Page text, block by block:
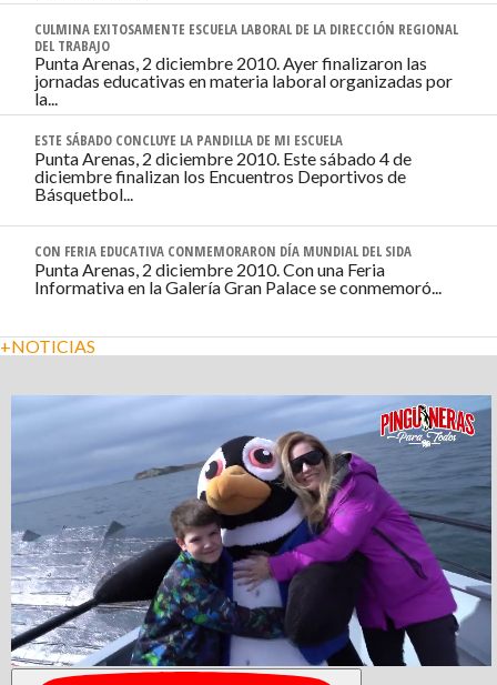
CULMINA EXITOSAMENTE ESCUELA LABORAL DE LA DIRECCIÓN REGIONAL
DEL TRABAJO
Punta Arenas, 2 diciembre 2010. Ayer finalizaron las
jornadas educativas en materia laboral organizadas por
la...
ESTE SÁBADO CONCLUYE LA PANDILLA DE MI ESCUELA
Punta Arenas, 2 diciembre 2010. Este sábado 4 de
diciembre finalizan los Encuentros Deportivos de
Básquetbol...
CON FERIA EDUCATIVA CONMEMORARON DÍA MUNDIAL DEL SIDA
Punta Arenas, 2 diciembre 2010. Con una Feria
Informativa en la Galería Gran Palace se conmemoró...
+NOTICIAS